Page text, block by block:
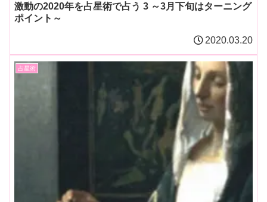
激動の2020年を占星術で占う 3 ～3月下旬はターニング
ポイント～
2020.03.20
占星術